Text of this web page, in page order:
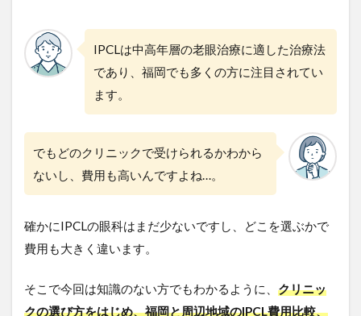
IPCLは中高年層の老眼治療に適した治療法
であり、福岡でも多くの方に注目されてい
ます。
でもどのクリニックで受けられるかわから
ないし、費用も高いんですよね…。
確かにIPCLの眼科はまだ少ないですし、どこを選ぶかで
費用も大きく違います。
そこで今回は知識のない方でもわかるように、 クリニッ
クの選び方をはじめ、福岡と周辺地域のIPCL費用比較、